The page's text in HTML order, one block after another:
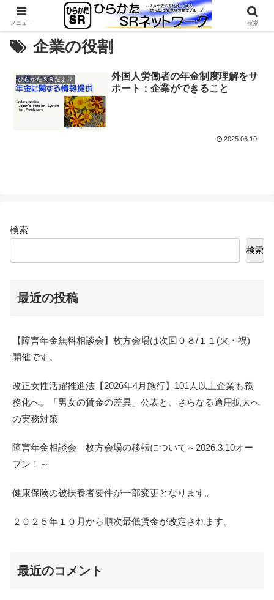
企業の役割
ひらかたＳＲだより
外国人労働者の年金制度理解をサ
ポート：企業ができること
2025.06.10
検索
検索
最近の投稿
【障害年金無料相談会】枚方会場は次回０８/１１(火・祝)
開催です。
改正女性活躍推進法【2026年4月施行】101人以上企業も義
務化へ。「男女の賃金の差異」公表と、さらなる適用拡大へ
の実務対策
障害年金相談会 枚方会場の移転について～2026.3.10オー
プン！～
健康保険の被扶養者要件が一部変更となります。
２０２５年１０月から順次最低賃金が改定されます。
最近のコメント
メニュー 検索